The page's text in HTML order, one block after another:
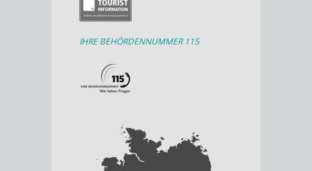
IHRE BEHÖRDENNUMMER 115